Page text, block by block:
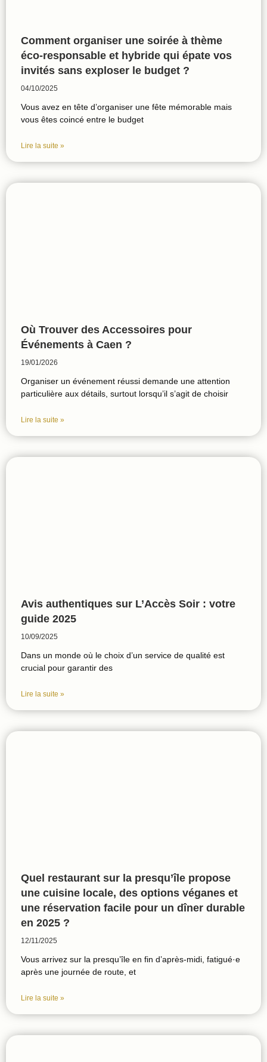
Comment organiser une soirée à thème
éco-responsable et hybride qui épate vos
invités sans exploser le budget ?
04/10/2025
Vous avez en tête d’organiser une fête mémorable mais
vous êtes coincé entre le budget
Lire la suite »
Où Trouver des Accessoires pour
Événements à Caen ?
19/01/2026
Organiser un événement réussi demande une attention
particulière aux détails, surtout lorsqu’il s’agit de choisir
Lire la suite »
Avis authentiques sur L’Accès Soir : votre
guide 2025
10/09/2025
Dans un monde où le choix d’un service de qualité est
crucial pour garantir des
Lire la suite »
Quel restaurant sur la presqu’île propose
une cuisine locale, des options véganes et
une réservation facile pour un dîner durable
en 2025 ?
12/11/2025
Vous arrivez sur la presqu’île en fin d’après-midi, fatigué·e
après une journée de route, et
Lire la suite »